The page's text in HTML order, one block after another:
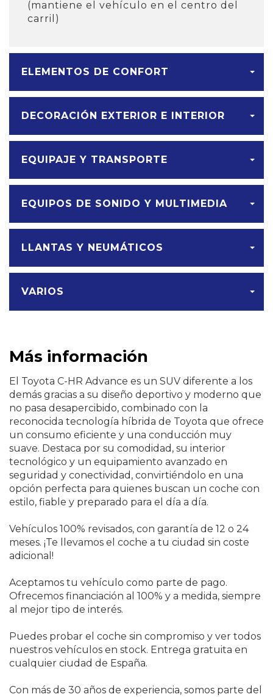
(mantiene el vehículo en el centro del
carril)
ELEMENTOS DE CONFORT
DECORACIÓN EXTERIOR E INTERIOR
EQUIPAJE Y TRANSPORTE
EQUIPOS DE SONIDO Y MULTIMEDIA
LLANTAS Y NEUMÁTICOS
VARIOS
Más información
El Toyota C-HR Advance es un SUV diferente a los
demás gracias a su diseño deportivo y moderno que
no pasa desapercibido, combinado con la
reconocida tecnología híbrida de Toyota que ofrece
un consumo eficiente y una conducción muy
suave. Destaca por su comodidad, su interior
tecnológico y un equipamiento avanzado en
seguridad y conectividad, convirtiéndolo en una
opción perfecta para quienes buscan un coche con
estilo, fiable y preparado para el día a día.
Vehículos 100% revisados, con garantía de 12 o 24
meses. ¡Te llevamos el coche a tu ciudad sin coste
adicional!
Aceptamos tu vehículo como parte de pago.
Ofrecemos financiación al 100% y a medida, siempre
al mejor tipo de interés.
Puedes probar el coche sin compromiso y ver todos
nuestros vehículos en stock. Entrega gratuita en
cualquier ciudad de España.
Con más de 30 años de experiencia, somos parte del